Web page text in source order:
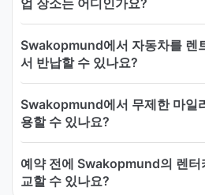
업 장소는 어디인가요?
Swakopmund에서 자동차를 렌
서 반납할 수 있나요?
Swakopmund에서 무제한 마일
용할 수 있나요?
예약 전에 Swakopmund의 렌터
교할 수 있나요?